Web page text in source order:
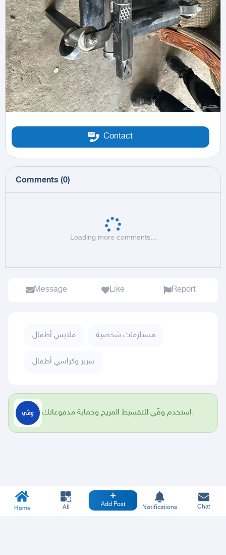
Contact
Comments (0)
Loading more comments...
Message Like Report
ملابس أطفال مستلزمات شخصية
سرير وكراسي أطفال
استخدم وفّي للتقسيط المريح وحماية مدفوعاتك.
Home All Add Post Notifications Chat